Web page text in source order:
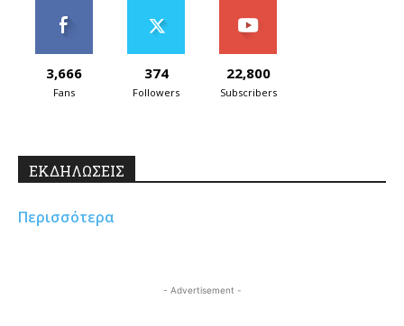
3,666
Fans
374
Followers
22,800
Subscribers
ΕΚΔΗΛΩΣΕΙΣ
Περισσότερα
- Advertisement -